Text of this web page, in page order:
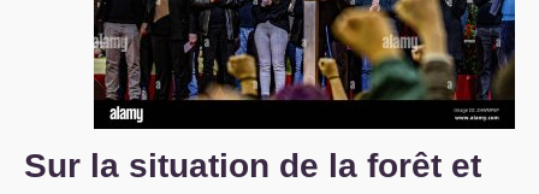
Sur la situation de la forêt et